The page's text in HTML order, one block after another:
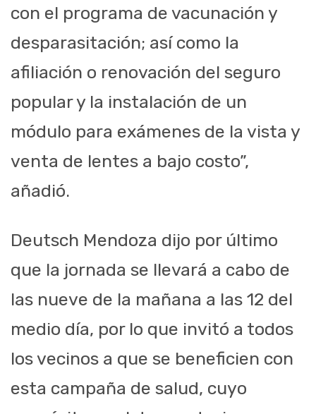
con el programa de vacunación y
desparasitación; así como la
afiliación o renovación del seguro
popular y la instalación de un
módulo para exámenes de la vista y
venta de lentes a bajo costo”,
añadió.
Deutsch Mendoza dijo por último
que la jornada se llevará a cabo de
las nueve de la mañana a las 12 del
medio día, por lo que invitó a todos
los vecinos a que se beneficien con
esta campaña de salud, cuyo